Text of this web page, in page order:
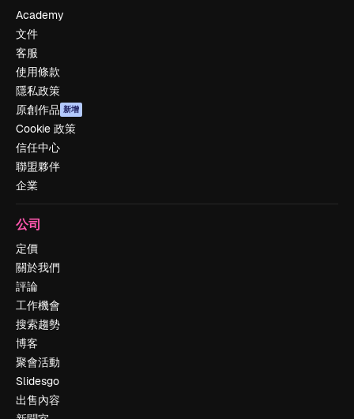
Academy
文件
客服
使用條款
隱私政策
原創作品 新增
Cookie 政策
信任中心
聯盟夥伴
企業
公司
定價
關於我們
評論
工作機會
搜索趨勢
博客
聚會活動
Slidesgo
出售內容